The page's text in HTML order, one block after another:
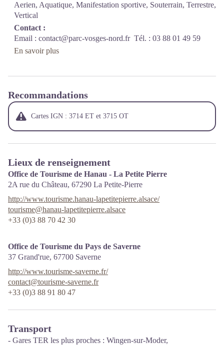
Aerien, Aquatique, Manifestation sportive, Souterrain, Terrestre,
Vertical
Contact :
Email : contact@parc-vosges-nord.frTél. : 03 88 01 49 59
En savoir plus
Recommandations
Cartes IGN : 3714 ET et 3715 OT
Lieux de renseignement
Office de Tourisme de Hanau - La Petite Pierre
2A rue du Château, 67290 La Petite-Pierre
http://www.tourisme.hanau-lapetitepierre.alsace/
tourisme@hanau-lapetitepierre.alsace
+33 (0)3 88 70 42 30
Office de Tourisme du Pays de Saverne
37 Grand'rue, 67700 Saverne
http://www.tourisme-saverne.fr/
contact@tourisme-saverne.fr
+33 (0)3 88 91 80 47
Transport
- Gares TER les plus proches : Wingen-sur-Moder,